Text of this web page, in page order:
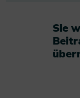
Sie